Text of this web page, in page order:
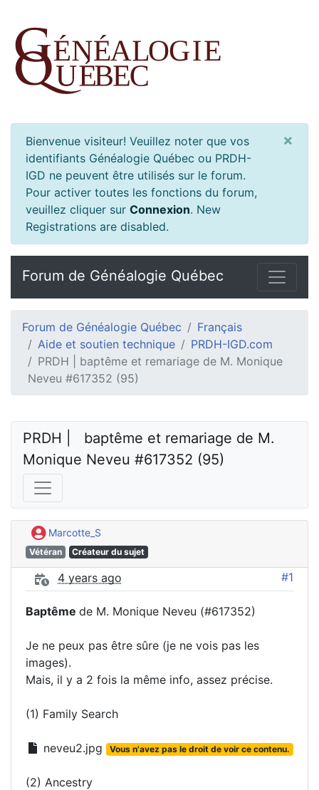
Bienvenue visiteur! Veuillez noter que vos
identifiants Généalogie Québec ou PRDH-
IGD ne peuvent être utilisés sur le forum.
Pour activer toutes les fonctions du forum,
veuillez cliquer sur Connexion. New
Registrations are disabled.
×
Forum de Généalogie Québec
Forum de Généalogie Québec
Français
Aide et soutien technique
PRDH-IGD.com
PRDH | baptême et remariage de M. Monique
Neveu #617352 (95)
PRDH |   baptême et remariage de M.
Monique Neveu #617352 (95)
Marcotte_S
Vétéran Créateur du sujet
4 years ago #1
Baptême de M. Monique Neveu (#617352)
Je ne peux pas être sûre (je ne vois pas les
images).
Mais, il y a 2 fois la même info, assez précise.
(1) Family Search
neveu2.jpg Vous n'avez pas le droit de voir ce contenu.
(2) Ancestry